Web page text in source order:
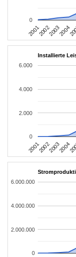
2001200220032004
0
Installierte
2001200220032004
0
2.000
4.000
6.000
0
2.000.000
4.000.000
6.000.000